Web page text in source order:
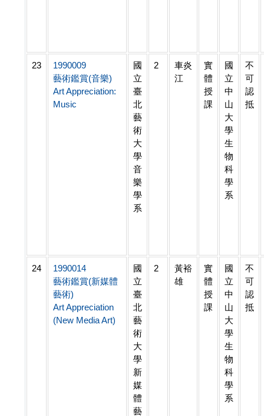
23
1990009
藝術鑑賞(音樂)
Art Appreciation:
Music
國
立
臺
北
藝
術
大
學
音
樂
學
系
2
車炎
江
實
體
授
課
國
立
中
山
大
學
生
物
科
學
系
不
可
認
抵
24
1990014
藝術鑑賞(新媒體
藝術)
Art Appreciation
(New Media Art)
國
立
臺
北
藝
術
大
學
新
媒
體
藝
2
黃裕
雄
實
體
授
課
國
立
中
山
大
學
生
物
科
學
系
不
可
認
抵